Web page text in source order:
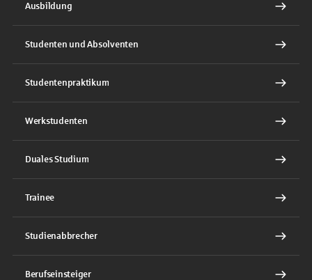
Ausbildung
Studenten und Absolventen
Studentenpraktikum
Werkstudenten
Duales Studium
Trainee
Studienabbrecher
Berufseinsteiger